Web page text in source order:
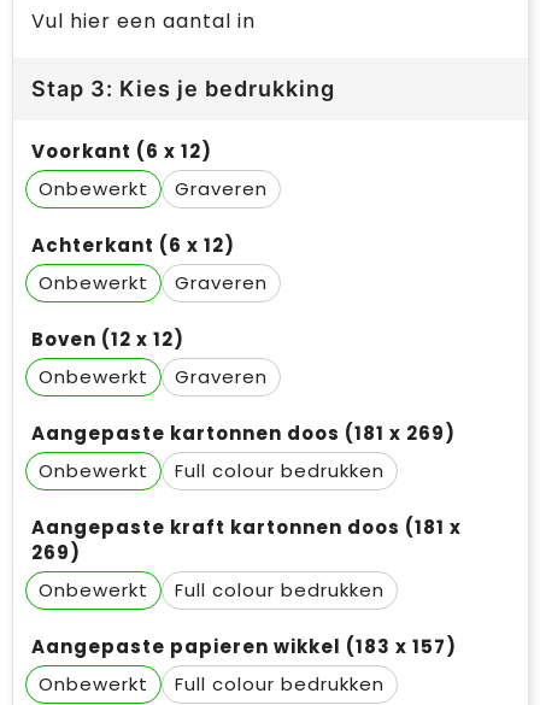
Vul hier een aantal in
Stap 3: Kies je bedrukking
Voorkant (6 x 12)
Onbewerkt
Graveren
Achterkant (6 x 12)
Onbewerkt
Graveren
Boven (12 x 12)
Onbewerkt
Graveren
Aangepaste kartonnen doos (181 x 269)
Onbewerkt
Full colour
Aangepaste kraft kartonnen doos (181 x
269)
Onbewerkt
Full colour
Aangepaste papieren wikkel (183 x 157)
Onbewerkt
Full colour